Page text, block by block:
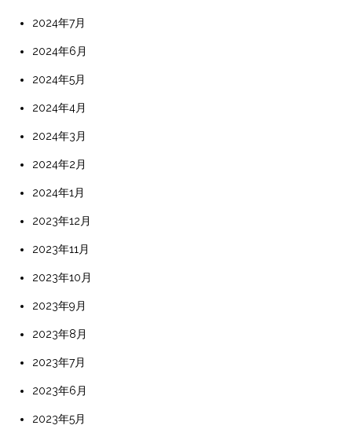
2024年7月
2024年6月
2024年5月
2024年4月
2024年3月
2024年2月
2024年1月
2023年12月
2023年11月
2023年10月
2023年9月
2023年8月
2023年7月
2023年6月
2023年5月